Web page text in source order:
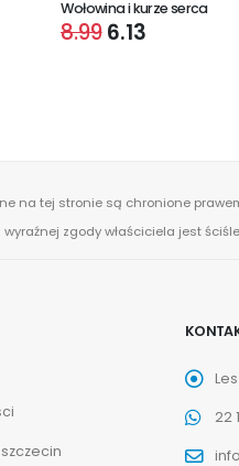
Wołowina i kurze serca
6.13
8.99
na tej stronie są chronione
zgody właściciela jest
22